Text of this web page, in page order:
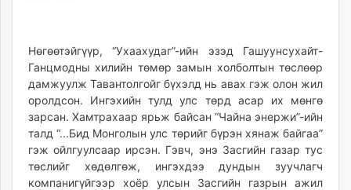
Нөгөөтэйгүүр, “Ухаахудаг”-ийн эзэд Гашуунсухайт-
Ганцмодны хилийн төмөр замын холболтын төслөөр
дамжуулж Тавантолгойг бүхэлд нь авах гэж олон жил
оролдсон. Ингэхийн тулд улс төрд асар их мөнгө
зарсан. Хамтрахаар ярьж байсан “Чайна энержи”-ийн
талд “...Бид Монголын улс төрийг бүрэн хянаж байгаа”
гэж ойлгуулсаар ирсэн. Гэвч, энэ Засгийн газар тус
төслийг хөдөлгөж, ингэхдээ дундын зуучлагч
компанигүйгээр хоёр улсын Засгийн газрын ажил